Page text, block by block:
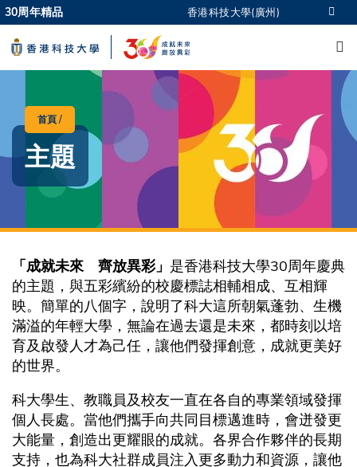
Skip
to
main
content
更多科大概覽
科大新聞
生活@科大
校園地圖及指南
CAREERS AT HKUST
30周年精品 香港科技大學(廣州)
導
航
連
結
首頁
主題
「成就未來 齊放異彩」 是香港科技大學30周年慶典
的主題，與五彩繽紛的校慶標誌相輔相成、互相輝
映。簡單的八個字，說明了科大這所朝氣蓬勃、生機
滿溢的年輕大學，無論在過去還是未來，都時刻以培
育及啟發人才為己任，讓他們發揮創意，成就更美好
的世界。
科大學生、教職員及校友一直在各自的專業領域發揮
個人長處。當他們攜手向共同目標邁進時，會迸發更
大能量，創造出更耀眼的成就。各界合作夥伴的長期
支持，也為科大社群成員注入更多動力和資源，讓他